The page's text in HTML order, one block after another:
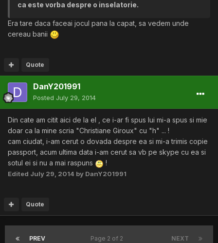
ca este vorba despre o inselatorie.
Era tare daca faceai jocul pana la capat, sa vedem unde
cereau banii
Quote
DanY201991
Posted July 29, 2014
Din cate am citit aici de la el , ce i-ar fi spus lui mi-a spus si mie
doar ca la mine scria "Christiane Giroux" cu "h" ... !
cam ciudat, i-am cerut o dovada despre ea si mi-a trimis copie
passport, acum ultima data i-am cerut sa vb pe skype cu ea si
sotul ei si nu a mai raspuns
!
Edited July 29, 2014 by DanY201991
Quote
PREV NEXT
Page 2 of 2